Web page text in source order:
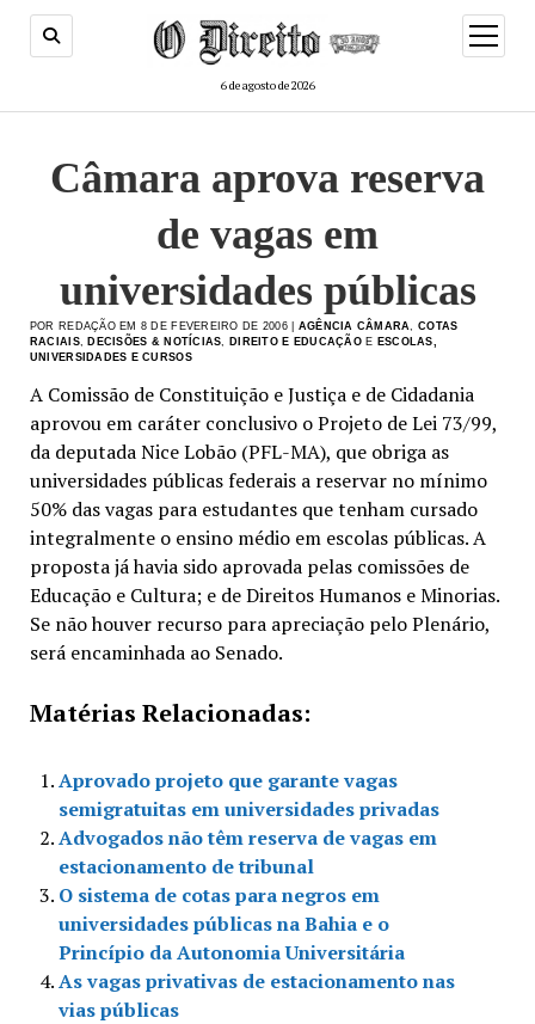
6 de agosto de 2026
menu
de
Câmara aprova reserva
de vagas em
universidades públicas
POR REDAÇÃO EM 8 DE FEVEREIRO DE 2006 | AGÊNCIA CÂMARA ,COTAS
RACIAIS, DECISÕES & NOTÍCIAS DIREITO E EDUCAÇÃOE ESCOLAS,
UNIVERSIDADES E CURSOS
A Comissão de Constituição e Justiça e de Cidadania
aprovou em caráter conclusivo o Projeto de Lei 73/99,
da deputada Nice Lobão (PFL-MA), que obriga as
universidades públicas federais a reservar no mínimo
50% das vagas para estudantes que tenham cursado
integralmente o ensino médio em escolas públicas. A
proposta já havia sido aprovada pelas comissões de
Educação e Cultura; e de Direitos Humanos e Minorias.
Se não houver recurso para apreciação pelo Plenário,
será encaminhada ao Senado.
Matérias Relacionadas:
Aprovado projeto que garante vagas
semigratuitas em universidades privadas
Advogados não têm reserva de vagas em
estacionamento de tribunal
O sistema de cotas para negros em
universidades públicas na Bahia e o
Princípio da Autonomia Universitária
As vagas privativas de estacionamento nas
vias públicas